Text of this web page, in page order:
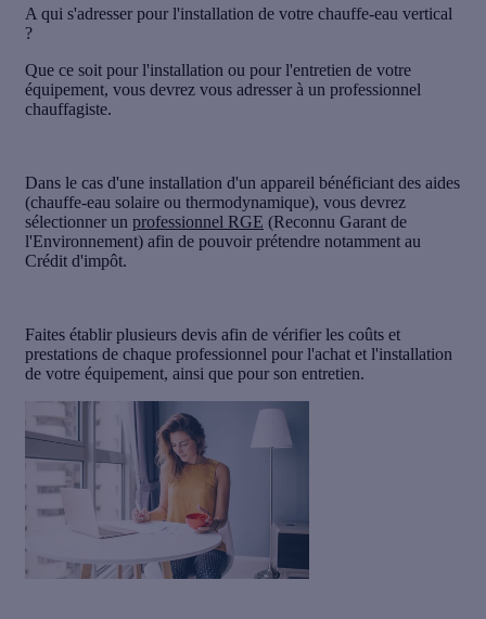
A qui s'adresser pour l'installation de votre chauffe-eau vertical
?
Que ce soit pour l'installation ou pour l'entretien de votre
équipement, vous devrez vous adresser à un professionnel
chauffagiste.
Dans le cas d'une installation d'un appareil bénéficiant des aides
(chauffe-eau solaire ou thermodynamique), vous devrez
sélectionner un professionnel RGE (Reconnu Garant de
l'Environnement) afin de pouvoir prétendre notamment au
Crédit d'impôt.
Faites établir plusieurs devis afin de vérifier les coûts et
prestations de chaque professionnel pour l'achat et l'installation
de votre équipement, ainsi que pour son entretien.